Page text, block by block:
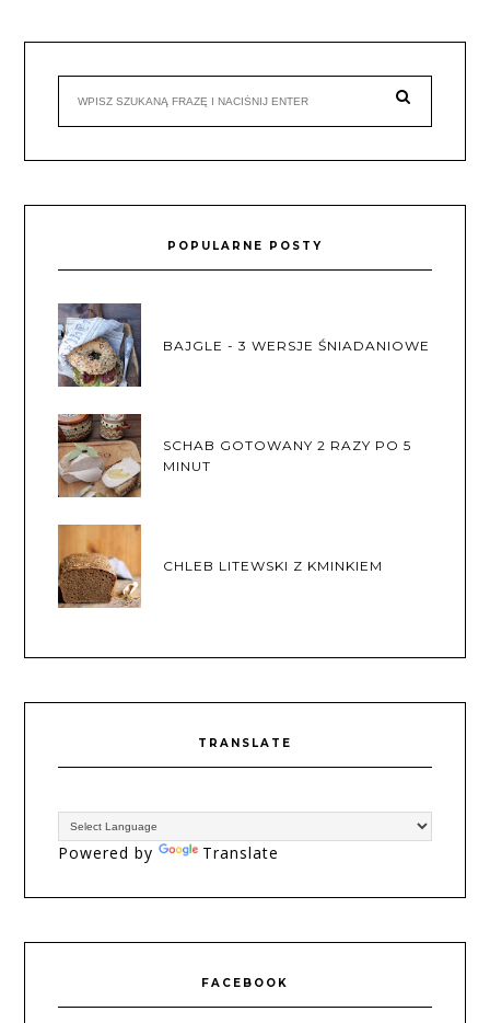
POPULARNE POSTY
BAJGLE - 3 WERSJE ŚNIADANIOWE
SCHAB GOTOWANY 2 RAZY PO 5
MINUT
CHLEB LITEWSKI Z KMINKIEM
TRANSLATE
Powered by Translate
FACEBOOK